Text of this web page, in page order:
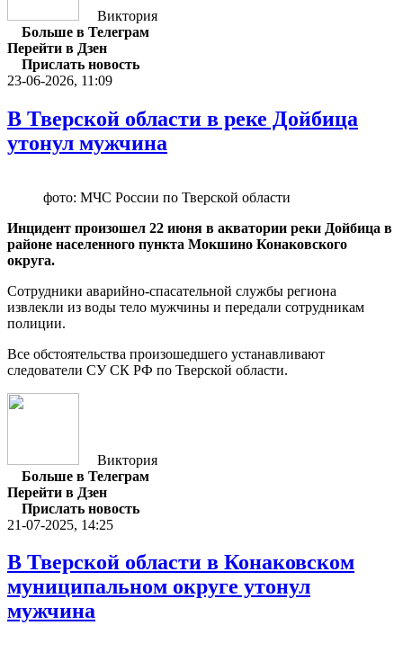
Виктория
Больше в Телеграм
Перейти в Дзен
Прислать новость
23-06-2026, 11:09
В Тверской области в реке Дойбица
утонул мужчина
фото: МЧС России по Тверской области
Инцидент произошел 22 июня в акватории реки Дойбица в
районе населенного пункта Мокшино Конаковского
округа.
Сотрудники аварийно-спасательной службы региона
извлекли из воды тело мужчины и передали сотрудникам
полиции.
Все обстоятельства произошедшего устанавливают
следователи СУ СК РФ по Тверской области.
Виктория
Больше в Телеграм
Перейти в Дзен
Прислать новость
21-07-2025, 14:25
В Тверской области в Конаковском
муниципальном округе утонул
мужчина